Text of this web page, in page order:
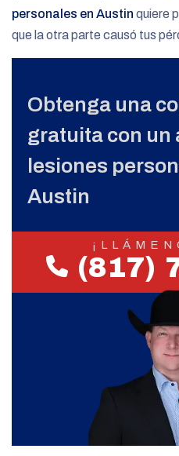
personales en Austin quiere
que la otra parte causó tus
Obtenga una
gratuita con un
lesiones
Austin
(817)